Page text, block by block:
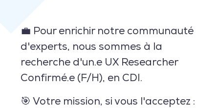
💼 Pour enrichir notre communauté
d'experts, nous sommes à la
recherche d'un.e UX Researcher
Confirmé.e (F/H), en CDI.
🎯 Votre mission, si vous l'acceptez :